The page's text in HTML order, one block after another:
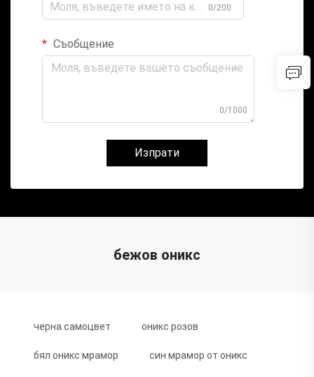
0/200
Съобщение
0/1000
Изпрати
бежов оникс
черна самоцвет оникс розов
бял оникс мрамор син мрамор от оникс